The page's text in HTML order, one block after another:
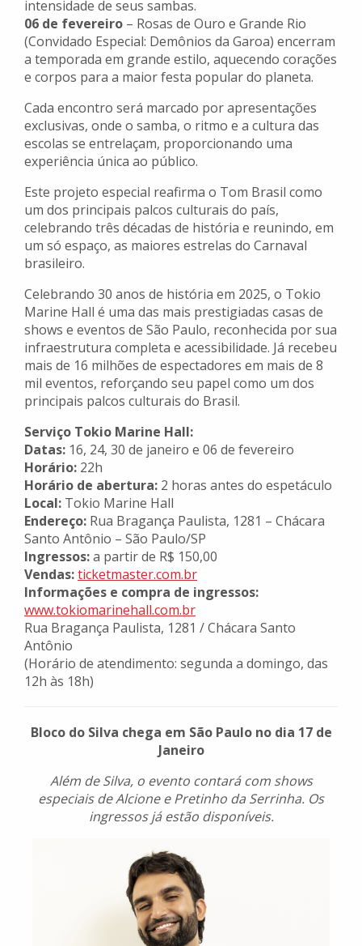
intensidade de seus sambas.
06 de fevereiro – Rosas de Ouro e Grande Rio
(Convidado Especial: Demônios da Garoa) encerram
a temporada em grande estilo, aquecendo corações
e corpos para a maior festa popular do planeta.
Cada encontro será marcado por apresentações
exclusivas, onde o samba, o ritmo e a cultura das
escolas se entrelaçam, proporcionando uma
experiência única ao público.
Este projeto especial reafirma o Tom Brasil como
um dos principais palcos culturais do país,
celebrando três décadas de história e reunindo, em
um só espaço, as maiores estrelas do Carnaval
brasileiro.
Celebrando 30 anos de história em 2025, o Tokio
Marine Hall é uma das mais prestigiadas casas de
shows e eventos de São Paulo, reconhecida por sua
infraestrutura completa e acessibilidade. Já recebeu
mais de 16 milhões de espectadores em mais de 8
mil eventos, reforçando seu papel como um dos
principais palcos culturais do Brasil.
Serviço Tokio Marine Hall:
Datas: 16, 24, 30 de janeiro e 06 de fevereiro
Horário: 22h
Horário de abertura: 2 horas antes do espetáculo
Local: Tokio Marine Hall
Endereço: Rua Bragança Paulista, 1281 – Chácara
Santo Antônio – São Paulo/SP
Ingressos:a partir de R$ 150,00
Vendas:ticketmaster.com.br
Informações e compra de ingressos:
www.tokiomarinehall.com.br
Rua Bragança Paulista, 1281 / Chácara Santo
Antônio
(Horário de atendimento: segunda a domingo, das
12h às 18h)
Bloco do Silva chega em São Paulo no dia 17 de
Janeiro
Além de Silva, o evento contará com shows
especiais de Alcione e Pretinho da Serrinha. Os
ingressos já estão disponíveis.